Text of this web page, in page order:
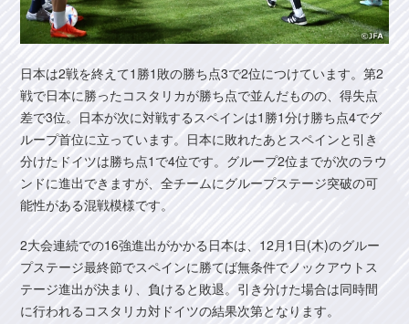
日本は2戦を終えて1勝1敗の勝ち点3で2位につけています。第2
戦で日本に勝ったコスタリカが勝ち点で並んだものの、得失点
差で3位。日本が次に対戦するスペインは1勝1分け勝ち点4でグ
ループ首位に立っています。日本に敗れたあとスペインと引き
分けたドイツは勝ち点1で4位です。グループ2位までが次のラウ
ンドに進出できますが、全チームにグループステージ突破の可
能性がある混戦模様です。
2大会連続での16強進出がかかる日本は、12月1日(木)のグルー
プステージ最終節でスペインに勝てば無条件でノックアウトス
テージ進出が決まり、負けると敗退。引き分けた場合は同時間
に行われるコスタリカ対ドイツの結果次第となります。